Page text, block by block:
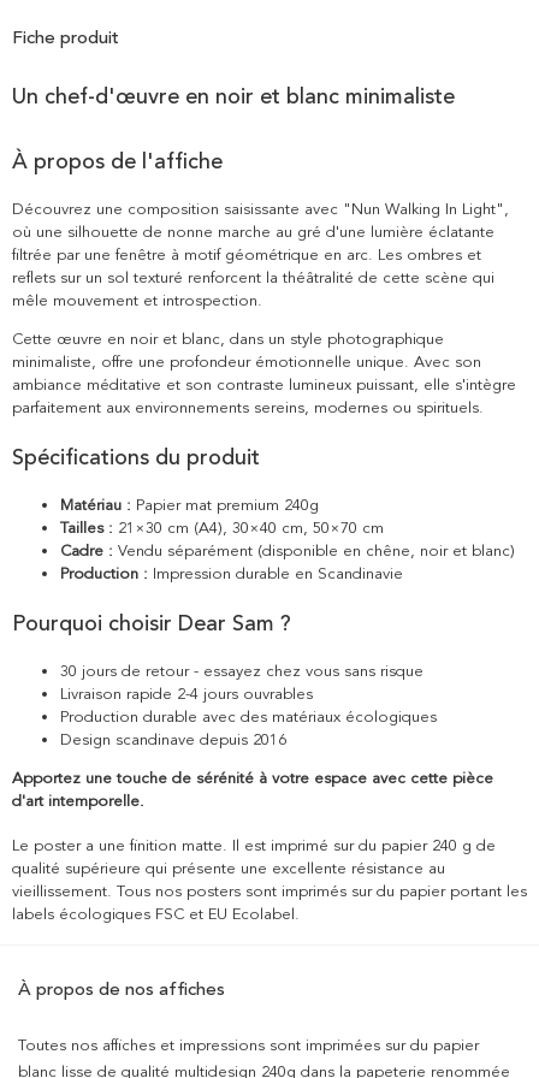
Fiche produit
Un chef-d'œuvre en noir et blanc minimaliste
À propos de l'affiche
Découvrez une composition saisissante avec "Nun Walking In Light",
où une silhouette de nonne marche au gré d'une lumière éclatante
filtrée par une fenêtre à motif géométrique en arc. Les ombres et
reflets sur un sol texturé renforcent la théâtralité de cette scène qui
mêle mouvement et introspection.
Cette œuvre en noir et blanc, dans un style photographique
minimaliste, offre une profondeur émotionnelle unique. Avec son
ambiance méditative et son contraste lumineux puissant, elle s'intègre
parfaitement aux environnements sereins, modernes ou spirituels.
Spécifications du produit
Matériau : Papier mat premium 240g
Tailles : 21×30 cm (A4), 30×40 cm, 50×70 cm
Cadre : Vendu séparément (disponible en chêne, noir et blanc)
Production : Impression durable en Scandinavie
Pourquoi choisir Dear Sam ?
30 jours de retour - essayez chez vous sans risque
Livraison rapide 2-4 jours ouvrables
Production durable avec des matériaux écologiques
Design scandinave depuis 2016
Apportez une touche de sérénité à votre espace avec cette pièce
d'art intemporelle.
Le poster a une finition matte. Il est imprimé sur du papier 240 g de
qualité supérieure qui présente une excellente résistance au
vieillissement. Tous nos posters sont imprimés sur du papier portant les
labels écologiques FSC et EU Ecolabel.
À propos de nos affiches
Toutes nos affiches et impressions sont imprimées sur du papier
blanc lisse de qualité multidesign 240g dans la papeterie renommée